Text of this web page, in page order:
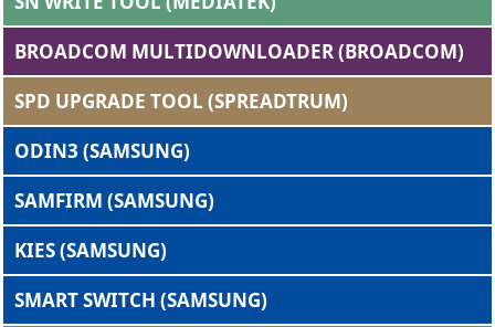
BROADCOM MULTIDOWNLOADER (BROADCOM)
SPD UPGRADE TOOL (SPREADTRUM)
ODIN3 (SAMSUNG)
SAMFIRM (SAMSUNG)
KIES (SAMSUNG)
SMART SWITCH (SAMSUNG)